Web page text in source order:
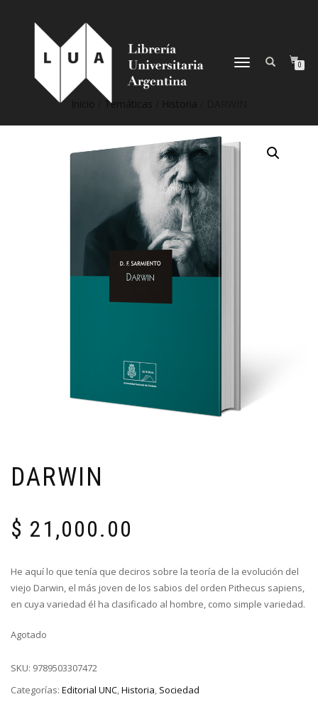
NAVEGACIÓN
0
Temáticas
DARWIN
$ 21,000.00
He aquí lo que tenía que deciros sobre la teoría de la evolución del
viejo Darwin, el más joven de los sabios del orden Pithecus sapiens,
en cuya variedad él ha clasificado al hombre, como simple variedad.
Agotado
SKU: 9789503307472
Categorías: Editorial UNC,Historia, Sociedad